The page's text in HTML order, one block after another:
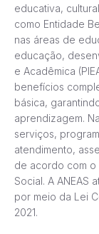
educativa,
como Entidade
nas áreas de
educação,
e Acadêmica
benefícios
básica,
aprendizagem.
serviços,
atendimento,
de acordo com o
Social. A ANEAS
por meio da Lei
2021.